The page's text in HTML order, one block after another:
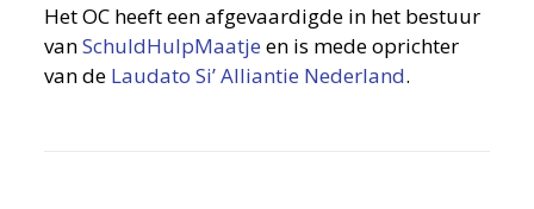
Het OC heeft een afgevaardigde in het bestuur
vanSchuldHulpMaatje en is mede oprichter
van de Laudato Si’ Alliantie Nederland.